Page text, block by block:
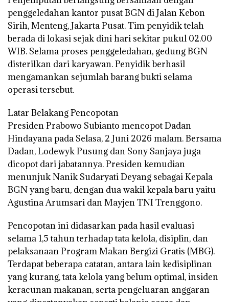
penggeledahan kantor pusat BGN di Jalan Kebon
Sirih, Menteng, Jakarta Pusat. Tim penyidik telah
berada di lokasi sejak dini hari sekitar pukul 02.00
WIB. Selama proses penggeledahan, gedung BGN
disterilkan dari karyawan. Penyidik berhasil
mengamankan sejumlah barang bukti selama
operasi tersebut.
Latar Belakang Pencopotan
Presiden Prabowo Subianto mencopot Dadan
Hindayana pada Selasa, 2 Juni 2026 malam. Bersama
Dadan, Lodewyk Pusung dan Sony Sanjaya juga
dicopot dari jabatannya. Presiden kemudian
menunjuk Nanik Sudaryati Deyang sebagai Kepala
BGN yang baru, dengan dua wakil kepala baru yaitu
Agustina Arumsari dan Mayjen TNI Trenggono.
Pencopotan ini didasarkan pada hasil evaluasi
selama 1,5 tahun terhadap tata kelola, disiplin, dan
pelaksanaan Program Makan Bergizi Gratis (MBG).
Terdapat beberapa catatan, antara lain kedisiplinan
yang kurang, tata kelola yang belum optimal, insiden
keracunan makanan, serta pengeluaran anggaran